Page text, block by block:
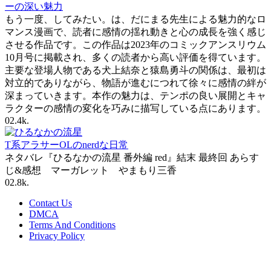
ーの深い魅力
もう一度、してみたい。は、だにまる先生による魅力的なロ
マンス漫画で、読者に感情の揺れ動きと心の成長を強く感じ
させる作品です。この作品は2023年のコミックアンスリウム
10月号に掲載され、多くの読者から高い評価を得ています。
主要な登場人物である犬上結奈と猿島勇斗の関係は、最初は
対立的でありながら、物語が進むにつれて徐々に感情の絆が
深まっていきます。本作の魅力は、テンポの良い展開とキャ
ラクターの感情の変化を巧みに描写している点にあります。
02.4k.
T系アラサーOLのnerdな日常
ネタバレ『ひるなかの流星 番外編 red』結末 最終回 あらす
じ&感想 マーガレット やまもり三香
02.8k.
Contact Us
DMCA
Terms And Conditions
Privacy Policy